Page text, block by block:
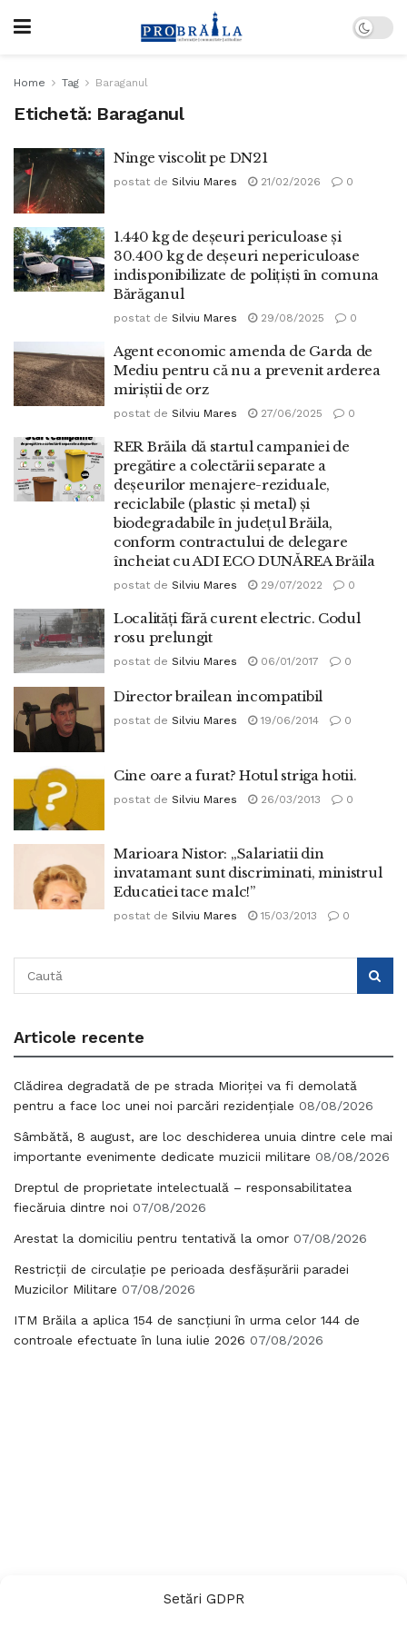
Setări GDPR
Home Tag Baraganul
Etichetă: Baraganul
Ninge viscolit pe DN21
postat de Silviu Mares 21/02/2026 0
1.440 kg de deșeuri periculoase și
30.400 kg de deșeuri nepericuloase
indisponibilizate de polițiști în comuna
Bărăganul
postat de Silviu Mares 29/08/2025 0
Agent economic amenda de Garda de
Mediu pentru că nu a prevenit arderea
miriștii de orz
postat de Silviu Mares 27/06/2025 0
RER Brăila dă startul campaniei de
pregătire a colectării separate a
deșeurilor menajere-reziduale,
reciclabile (plastic și metal) și
biodegradabile în județul Brăila,
conform contractului de delegare
încheiat cu ADI ECO DUNĂREA Brăila
postat de Silviu Mares 29/07/2022 0
Localități fără curent electric. Codul
rosu prelungit
postat de Silviu Mares 06/01/2017 0
Director brailean incompatibil
postat de Silviu Mares 19/06/2014 0
Cine oare a furat? Hotul striga hotii.
postat de Silviu Mares 26/03/2013 0
Marioara Nistor: „Salariatii din
invatamant sunt discriminati, ministrul
Educatiei tace malc!”
postat de Silviu Mares 15/03/2013 0
Articole recente
Clădirea degradată de pe strada Mioriței va fi demolată
pentru a face loc unei noi parcări rezidențiale 08/08/2026
Sâmbătă, 8 august, are loc deschiderea unuia dintre cele mai
importante evenimente dedicate muzicii militare 08/08/2026
Dreptul de proprietate intelectuală – responsabilitatea
fiecăruia dintre noi 07/08/2026
Arestat la domiciliu pentru tentativă la omor 07/08/2026
Restricții de circulație pe perioada desfășurării paradei
Muzicilor Militare 07/08/2026
ITM Brăila a aplica 154 de sancțiuni în urma celor 144 de
controale efectuate în luna iulie 2026 07/08/2026